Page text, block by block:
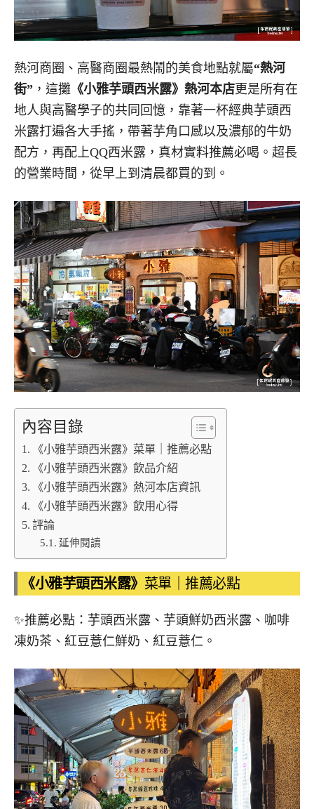
熱河商圈、高醫商圈最熱鬧的美食地點就屬“熱河
街” ，這攤 《小雅芋頭西米露》熱河本店更是所有在
地人與高醫學子的共同回憶，靠著一杯經典芋頭西
米露打遍各大手搖，帶著芋角口感以及濃郁的牛奶
配方，再配上QQ西米露，真材實料推薦必喝。超長
的營業時間，從早上到清晨都買的到。
內容目錄
《小雅芋頭西米露》菜單｜推薦必點
《小雅芋頭西米露》飲品介紹
《小雅芋頭西米露》熱河本店資訊
《小雅芋頭西米露》飲用心得
評論
延伸閱讀
《小雅芋頭西米露》 菜單｜推薦必點
✨推薦必點：芋頭西米露、芋頭鮮奶西米露、咖啡
凍奶茶、紅豆薏仁鮮奶、紅豆薏仁。